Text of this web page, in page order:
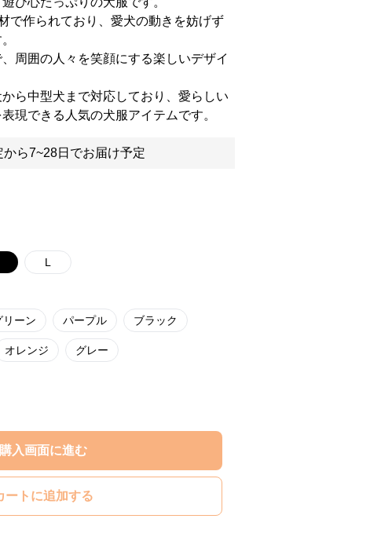
で作られており、愛犬の動きを妨げず
周囲の人々を笑顔にする楽しいデザイ
ら中型犬まで対応しており、愛らしい
現できる人気の犬服アイテムです。
から7~28日でお届け予定
L
リーン パープル ブラック
オレンジ グレー
購入画面に進む
ートに追加する